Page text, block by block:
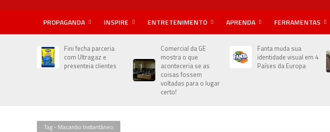
PROPAGANDA INSPIRE ENTRETENIMENTO APRENDA FERRAMENTAS
Fini fecha parceria
com Ultragaz e
presenteia clientes
Comercial da GE
mostra o que
aconteceria se as
coisas fossem
voltadas para o lugar
certo!
Fanta muda sua
identidade visual em 4
Países da Europa
Tag - Macarrão Instantâneo